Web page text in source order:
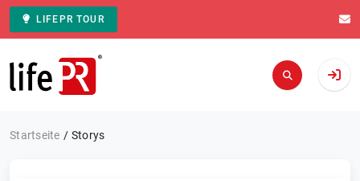
LIFEPR TOUR
Zur Startseite
Startseite Storys